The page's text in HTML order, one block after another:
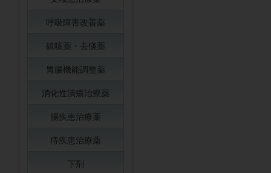
呼吸障害改善薬
鎮咳薬・去痰薬
胃腸機能調整薬
消化性潰瘍治療薬
腸疾患治療薬
痔疾患治療薬
下剤